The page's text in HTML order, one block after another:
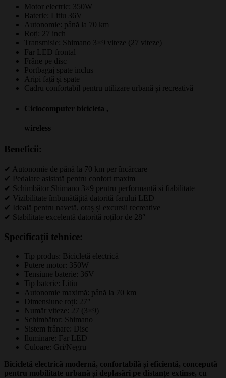
Motor electric: 350W
Baterie: Litiu 36V
Autonomie: până la 70 km
Roți: 27 inch
Transmisie: Shimano 3×9 viteze (27 viteze)
Far LED frontal
Frâne pe disc
Portbagaj spate inclus
Aripi față și spate
Cadru confortabil pentru utilizare urbană și recreativă
Ciclocomputer bicicleta ,
wireless
Beneficii:
✔ Autonomie de până la 70 km per încărcare
✔ Pedalare asistată pentru confort maxim
✔ Schimbător Shimano 3×9 pentru performanță și fiabilitate
✔ Vizibilitate îmbunătățită datorită farului LED
✔ Ideală pentru navetă, oraș și excursii recreative
✔ Stabilitate excelentă datorită roților de 28″
Specificații tehnice:
Tip produs: Bicicletă electrică
Putere motor: 350W
Tensiune baterie: 36V
Tip baterie: Litiu
Autonomie maximă: până la 70 km
Dimensiune roți: 27″
Număr viteze: 27 (3×9)
Schimbător: Shimano
Sistem frânare: Disc
Iluminare: Far LED
Culoare: Gri/Negru
Bicicletă electrică modernă, confortabilă și eficientă, concepută
pentru mobilitate urbană și deplasări pe distanțe extinse, cu